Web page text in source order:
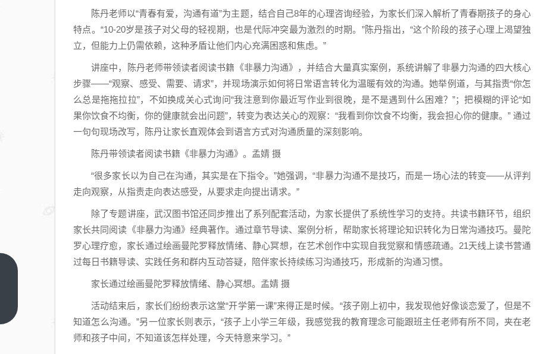
陈丹老师以“青春有爱，沟通有道”为主题，结合自己8年的心理咨询经验，为家长们深入解析了青春期孩子的身心
特点。“10-20岁是孩子对父母的轻视期，也是代际冲突最为激烈的时期。”陈丹指出，“这个阶段的孩子心理上渴望独
立，但能力上仍需依赖，这种矛盾让他们内心充满困惑和焦虑。”
讲座中，陈丹老师带领读者阅读书籍《非暴力沟通》，并结合大量真实案例，系统讲解了非暴力沟通的四大核心
步骤——“观察、感受、需要、请求”，并现场演示如何将日常语言转化为温暖有效的沟通。她举例道，与其指责“你怎
么总是拖拖拉拉”，不如换成关心式询问“我注意到你最近写作业到很晚，是不是遇到什么困难？”；把模糊的评论“如
果你饮食不均衡，你的健康就会出问题”，转变为表达关心的观察：“我看到你饮食不均衡，我会担心你的健康。” 通过
一句句现场改写，陈丹让家长直观体会到语言方式对沟通质量的深刻影响。
陈丹带领读者阅读书籍《非暴力沟通》。孟婧 摄
“很多家长以为自己在沟通，其实是在下指令。”她强调，“非暴力沟通不是技巧，而是一场心法的转变——从评判
走向观察，从指责走向表达感受，从要求走向提出请求。”
除了专题讲座，武汉图书馆还同步推出了系列配套活动，为家长提供了系统性学习的支持。共读书籍环节，组织
家长共同阅读《非暴力沟通》经典著作。通过章节导读、案例分析，帮助家长将理论知识转化为日常沟通技巧。曼陀
罗心理疗愈，家长通过绘画曼陀罗释放情绪、静心冥想，在艺术创作中实现自我觉察和情感疏通。21天线上读书营通
过每日书籍导读、实践任务和群内互动答疑，陪伴家长持续练习沟通技巧，形成新的沟通习惯。
家长通过绘画曼陀罗释放情绪、静心冥想。孟婧 摄
活动结束后，家长们纷纷表示这堂“开学第一课”来得正是时候。“孩子刚上初中，我发现他好像谈恋爱了，但是不
知道怎么沟通。”另一位家长则表示，“孩子上小学三年级，我感觉我的教育理念可能跟班主任老师有所不同，夹在老
师和孩子中间，不知道该怎样处理，今天特意来学习。”